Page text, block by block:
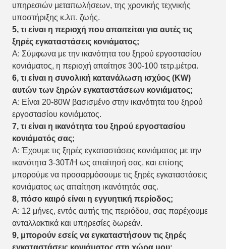
υπηρεσιών μεταπωλήσεων, της χρονικής τεχνικής
υποστήριξης κ.λπ. ζωής.
5, τι είναι η περιοχή που απαιτείται για αυτές τις
ξηρές εγκαταστάσεις κονιάματος;
Α: Σύμφωνα με την ικανότητα του ξηρού εργοστασίου
κονιάματος, η περιοχή απαίτησε 300-100 τετρ.μέτρα.
6, τι είναι η συνολική κατανάλωση ισχύος (KW)
αυτών των ξηρών εγκαταστάσεων κονιάματος;
Α: Είναι 20-80W βασισμένο στην ικανότητα του ξηρού
εργοστασίου κονιάματος.
7, τι είναι η ικανότητα του ξηρού εργοστασίου
κονιάματός σας;
Α: Έχουμε τις ξηρές εγκαταστάσεις κονιάματος με την
ικανότητα 3-30T/H ως απαίτησή σας, και επίσης
μπορούμε να προσαρμόσουμε τις ξηρές εγκαταστάσεις
κονιάματος ως απαίτηση ικανότητάς σας.
8, πόσο καιρό είναι η εγγυητική περίοδος;
Α: 12 μήνες, εντός αυτής της περιόδου, σας παρέχουμε
ανταλλακτικά και υπηρεσίες δωρεάν.
9, μπορούν εσείς να εγκαταστήσουν τις ξηρές
εγκαταστάσεις κονιάματος στη χώρα μου;